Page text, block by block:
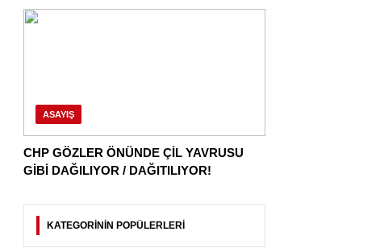
ASAYIŞ
CHP GÖZLER ÖNÜNDE ÇİL YAVRUSU
GİBİ DAĞILIYOR / DAĞITILIYOR!
KATEGORİNİN POPÜLERLERİ